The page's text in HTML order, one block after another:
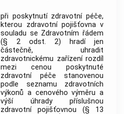
při poskytnutí zdravotní péče,
kterou zdravotní pojišťovna v
souladu se Zdravotním řádem
(§ 2 odst. 2) hradí jen
částečně, uhradit
zdravotnickému zařízení rozdíl
mezi cenou poskytnuté
zdravotní péče stanovenou
podle seznamu zdravotních
výkonů a cenového výměru a
výší úhrady příslušnou
zdravotní pojišťovnou (§ 13